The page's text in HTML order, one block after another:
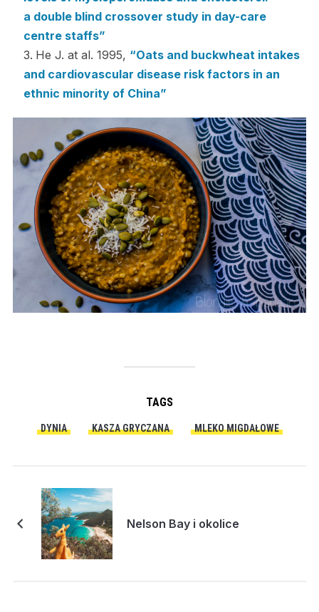
a double blind crossover study in day-care
centre staffs”
He J. at al. 1995, “Oats and buckwheat intakes
and cardiovascular disease risk factors in an
ethnic minority of China”
TAGS
DYNIA KASZA GRYCZANA MLEKO MIGDAŁOWE
Nelson Bay i okolice